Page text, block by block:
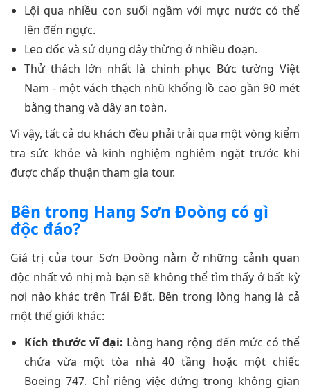
Lội qua nhiều con suối ngầm với mực nước có thể
lên đến ngực.
Leo dốc và sử dụng dây thừng ở nhiều đoạn.
Thử thách lớn nhất là chinh phục Bức tường Việt
Nam - một vách thạch nhũ khổng lồ cao gần 90 mét
bằng thang và dây an toàn.
Vì vậy, tất cả du khách đều phải trải qua một vòng kiểm
tra sức khỏe và kinh nghiệm nghiêm ngặt trước khi
được chấp thuận tham gia tour.
Bên trong Hang Sơn Đoòng có gì
độc đáo?
Giá trị của tour Sơn Đoòng nằm ở những cảnh quan
độc nhất vô nhị mà bạn sẽ không thể tìm thấy ở bất kỳ
nơi nào khác trên Trái Đất. Bên trong lòng hang là cả
một thế giới khác:
Kích thước vĩ đại: Lòng hang rộng đến mức có thể
chứa vừa một tòa nhà 40 tầng hoặc một chiếc
Boeing 747. Chỉ riêng việc đứng trong không gian